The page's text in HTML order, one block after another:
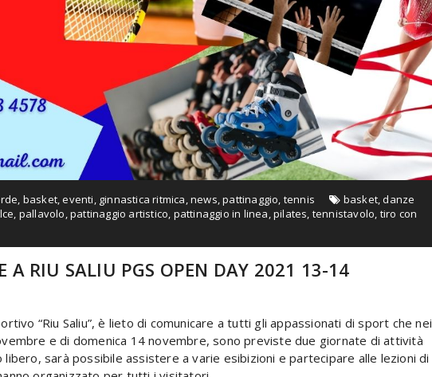
, basket,eventi, ginnastica ritmica,news,pattinaggio, tennis basket,danze
, pallavolo,pattinaggio artistico, pattinaggio in linea,pilates, tennistavolo, tiro con
A RIU SALIU PGS OPEN DAY 2021 13-14
“Riu Saliu”, è lieto di comunicare a tutti gli appassionati di sport che nei
e di domenica 14 novembre, sono previste due giornate di attività
sarà possibile assistere a varie esibizioni e partecipare alle lezioni di